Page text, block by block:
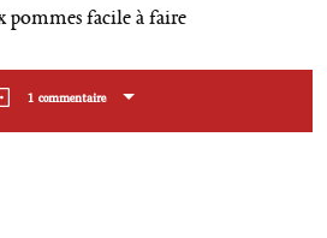
pommes facile à faire
1 commentaire